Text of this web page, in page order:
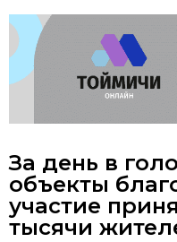
За день в
объекты
участие
тысячи